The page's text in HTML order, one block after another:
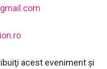
acest eveniment şi